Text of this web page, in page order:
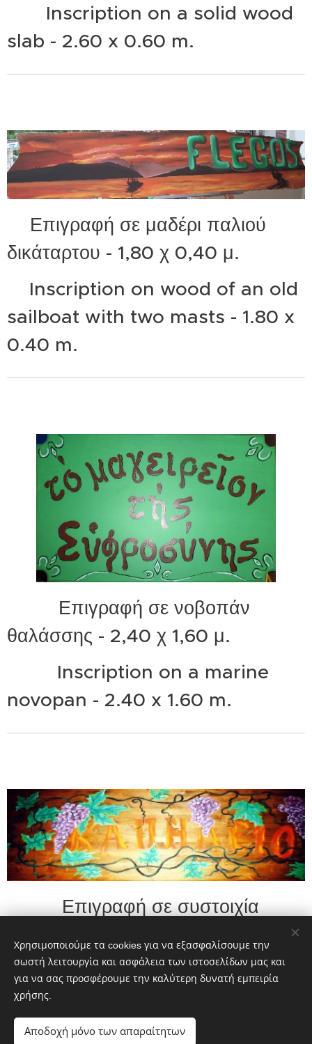
Inscription on a solid wood
slab - 2.60 x 0.60 m.
Επιγραφή σε μαδέρι παλιού
δικάταρτου - 1,80 χ 0,40 μ.
Inscription on wood of an old
sailboat with two masts - 1.80 x
0.40 m.
Επιγραφή σε νοβοπάν
θαλάσσης - 2,40 χ 1,60 μ.
Inscription on a marine
novopan - 2.40 x 1.60 m.
Επιγραφή σε συστοιχία
σανιδιών - 2,60 χ 0,80 μ.
Inscription on an array of
boards - 2.60 x 0.80 m.
Χρησιμοποιούμε τα cookies για να εξασφαλίσουμε την
σωστή λειτουργία και ασφάλεια των ιστοσελίδων μας και
για να σας προσφέρουμε την καλύτερη δυνατή εμπειρία
χρήσης.
Αποδοχή μόνο των απαραίτητων